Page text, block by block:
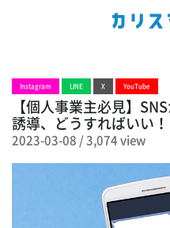
Instagram LINE X YouTube
【個人事業主必見】
誘導、どうすればいい！
2023-03-08 /3,074 view